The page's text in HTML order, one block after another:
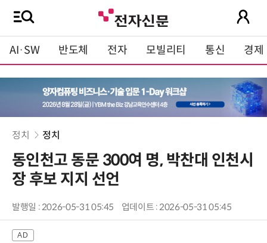
AI·SW 반도체 전자 모빌리티 통신 경제
정치 정치
동인천고 동문 300여 명, 박찬대 인천시
장 후보 지지 선언
발행일 : 2026-05-31 05:45 업데이트 : 2026-05-31 05:45